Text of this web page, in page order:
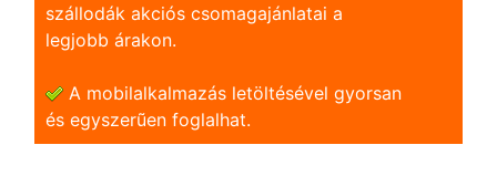
szállodák akciós csomagajánlatai a
legjobb árakon.
A mobilalkalmazás letöltésével gyorsan
és egyszerũen foglalhat.